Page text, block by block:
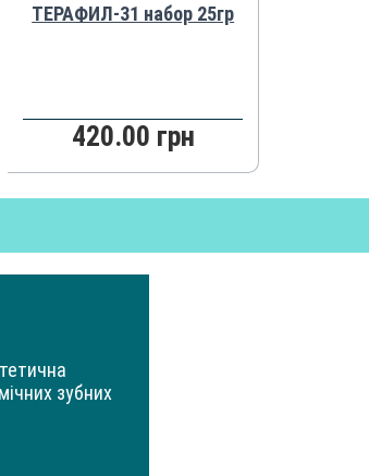
ТЕРАФИЛ-31 набор 25гр
420.00 грн
зубних